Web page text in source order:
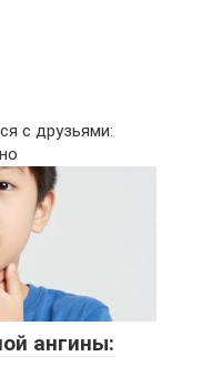
с друзьями:
ангины: